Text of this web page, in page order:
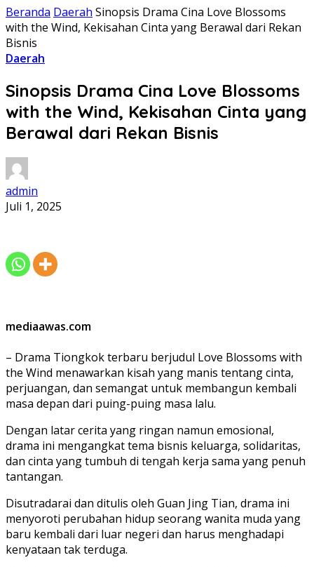
Beranda Daerah Sinopsis Drama Cina Love Blossoms
with the Wind, Kekisahan Cinta yang Berawal dari Rekan
Bisnis
Daerah
Sinopsis Drama Cina Love Blossoms
with the Wind, Kekisahan Cinta yang
Berawal dari Rekan Bisnis
admin
Juli 1, 2025
mediaawas.com
– Drama Tiongkok terbaru berjudul Love Blossoms with
the Wind menawarkan kisah yang manis tentang cinta,
perjuangan, dan semangat untuk membangun kembali
masa depan dari puing-puing masa lalu.
Dengan latar cerita yang ringan namun emosional,
drama ini mengangkat tema bisnis keluarga, solidaritas,
dan cinta yang tumbuh di tengah kerja sama yang penuh
tantangan.
Disutradarai dan ditulis oleh Guan Jing Tian, drama ini
menyoroti perubahan hidup seorang wanita muda yang
baru kembali dari luar negeri dan harus menghadapi
kenyataan tak terduga.